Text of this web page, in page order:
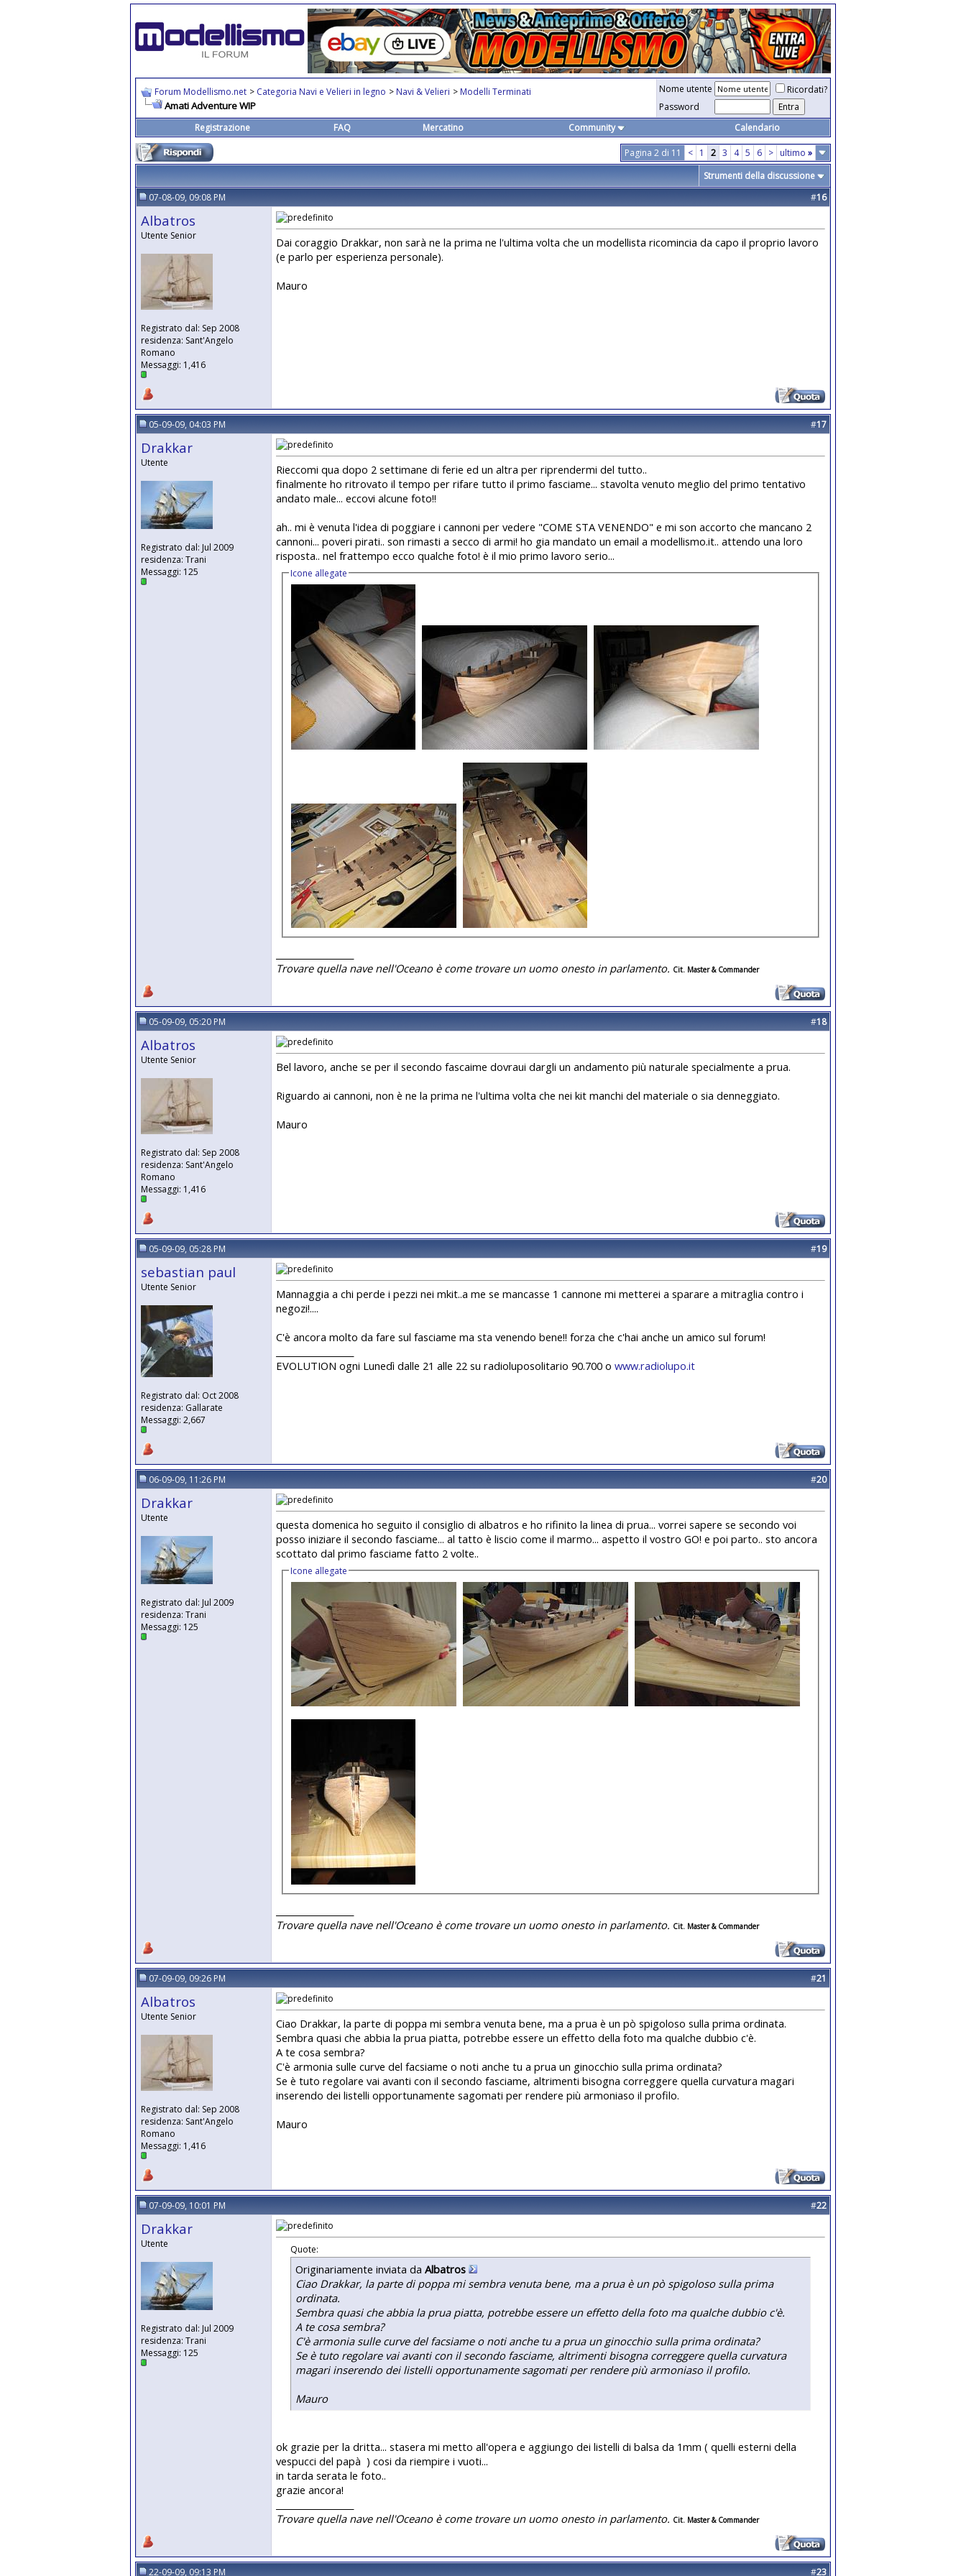
Forum Modellismo.net > Categoria Navi e Velieri in legno > Navi & Velieri > Modelli Terminati
Amati Adventure WIP
Nome utente
Ricordati?
Password
Registrazione
FAQ Mercatino Community Calendario
Pagina 2 di 11 < 1 2 3 4 5 6 > ultimo »
Strumenti della discussione
07-08-09, 09:08 PM
#16
Albatros
Utente Senior
Registrato dal: Sep 2008
residenza: Sant'Angelo
Romano
Messaggi: 1,416
Dai coraggio Drakkar, non sarà ne la prima ne l'ultima volta che un modellista ricomincia da capo il proprio lavoro
(e parlo per esperienza personale).
Mauro
05-09-09, 04:03 PM #17
Drakkar
Utente
Registrato dal: Jul 2009
residenza: Trani
Messaggi: 125
Rieccomi qua dopo 2 settimane di ferie ed un altra per riprendermi del tutto..
finalmente ho ritrovato il tempo per rifare tutto il primo fasciame... stavolta venuto meglio del primo tentativo
andato male... eccovi alcune foto!!
ah.. mi è venuta l'idea di poggiare i cannoni per vedere "COME STA VENENDO" e mi son accorto che mancano 2
cannoni... poveri pirati.. son rimasti a secco di armi! ho gia mandato un email a modellismo.it.. attendo una loro
risposta.. nel frattempo ecco qualche foto! è il mio primo lavoro serio...
Icone allegate
Trovare quella nave nell'Oceano è come trovare un uomo onesto in parlamento. Cit. Master & Commander
05-09-09, 05:20 PM #18
Albatros
Utente Senior
Registrato dal: Sep 2008
residenza: Sant'Angelo
Romano
Messaggi: 1,416
Bel lavoro, anche se per il secondo fascaime dovraui dargli un andamento più naturale specialmente a prua.
Riguardo ai cannoni, non è ne la prima ne l'ultima volta che nei kit manchi del materiale o sia denneggiato.
Mauro
05-09-09, 05:28 PM #19
sebastian paul
Utente Senior
Registrato dal: Oct 2008
residenza: Gallarate
Messaggi: 2,667
Mannaggia a chi perde i pezzi nei mkit..a me se mancasse 1 cannone mi metterei a sparare a mitraglia contro i
negozi!....
C'è ancora molto da fare sul fasciame ma sta venendo bene!! forza che c'hai anche un amico sul forum!
EVOLUTION ogni Lunedì dalle 21 alle 22 su radioluposolitario 90.700 o www.radiolupo.it
06-09-09, 11:26 PM #20
Drakkar
Utente
Registrato dal: Jul 2009
residenza: Trani
Messaggi: 125
questa domenica ho seguito il consiglio di albatros e ho rifinito la linea di prua... vorrei sapere se secondo voi
posso iniziare il secondo fasciame... al tatto è liscio come il marmo... aspetto il vostro GO! e poi parto.. sto ancora
scottato dal primo fasciame fatto 2 volte..
Icone allegate
Trovare quella nave nell'Oceano è come trovare un uomo onesto in parlamento. Cit. Master & Commander
07-09-09, 09:26 PM #21
Albatros
Utente Senior
Registrato dal: Sep 2008
residenza: Sant'Angelo
Romano
Messaggi: 1,416
Ciao Drakkar, la parte di poppa mi sembra venuta bene, ma a prua è un pò spigoloso sulla prima ordinata.
Sembra quasi che abbia la prua piatta, potrebbe essere un effetto della foto ma qualche dubbio c'è.
A te cosa sembra?
C'è armonia sulle curve del facsiame o noti anche tu a prua un ginocchio sulla prima ordinata?
Se è tuto regolare vai avanti con il secondo fasciame, altrimenti bisogna correggere quella curvatura magari
inserendo dei listelli opportunamente sagomati per rendere più armoniaso il profilo.
Mauro
07-09-09, 10:01 PM #22
Drakkar
Utente
Registrato dal: Jul 2009
residenza: Trani
Messaggi: 125
Quote:
Originariamente inviata da Albatros
Ciao Drakkar, la parte di poppa mi sembra venuta bene, ma a prua è un pò spigoloso sulla prima
ordinata.
Sembra quasi che abbia la prua piatta, potrebbe essere un effetto della foto ma qualche dubbio c'è.
A te cosa sembra?
C'è armonia sulle curve del facsiame o noti anche tu a prua un ginocchio sulla prima ordinata?
Se è tuto regolare vai avanti con il secondo fasciame, altrimenti bisogna correggere quella curvatura
magari inserendo dei listelli opportunamente sagomati per rendere più armoniaso il profilo.
Mauro
ok grazie per la dritta... stasera mi metto all'opera e aggiungo dei listelli di balsa da 1mm ( quelli esterni della
vespucci del papà ) cosi da riempire i vuoti...
in tarda serata le foto..
grazie ancora!
Trovare quella nave nell'Oceano è come trovare un uomo onesto in parlamento. Cit. Master & Commander
22-09-09, 09:13 PM #23